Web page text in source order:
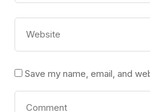
Save my name, email, and